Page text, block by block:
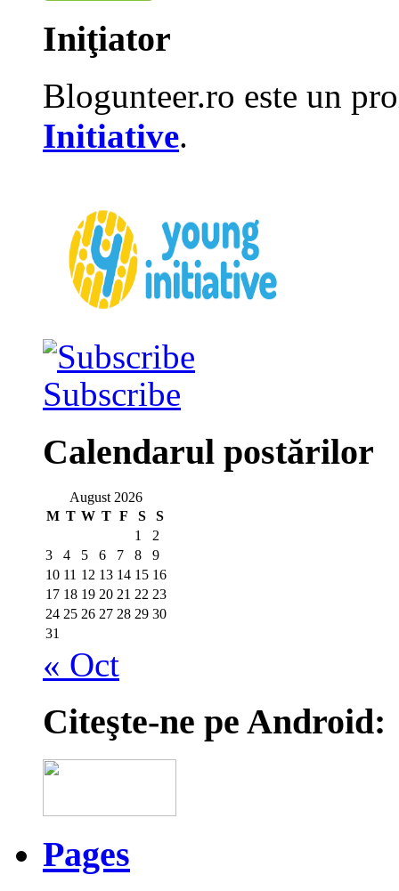
Iniţiator
Blogunteer.ro este un
Initiative.
Subscribe
Calendarul postărilor
August 2026
M T W T F S
S
1
2
3
4 5 6 7 8
9
10 11 12 13 14 15 16
17 18 19 20 21 22 23
24 25 26 27 28 29 30
31
« Oct
Citeşte-ne pe Android:
Pages